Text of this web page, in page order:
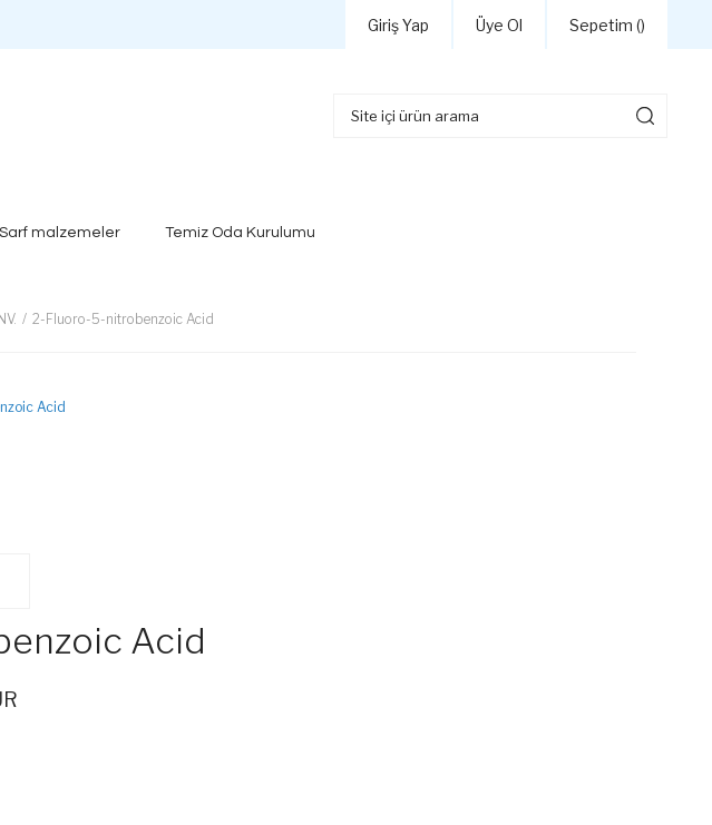
Giriş Yap Üye Ol Sepetim ()
Sarf malzemeler Temiz Oda Kurulumu
2-Fluoro-5-nitrobenzoic Acid
Acid